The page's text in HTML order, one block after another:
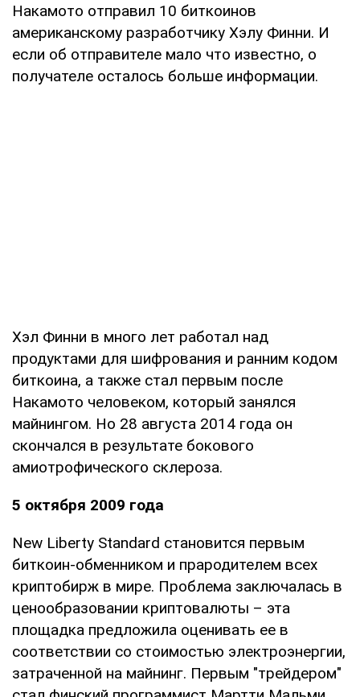
Накамото отправил 10 биткоинов
американскому разработчику Хэлу Финни. И
если об отправителе мало что известно, о
получателе осталось больше информации.
Хэл Финни в много лет работал над
продуктами для шифрования и ранним кодом
биткоина, а также стал первым после
Накамото человеком, который занялся
майнингом. Но 28 августа 2014 года он
скончался в результате бокового
амиотрофического склероза.
5 октября 2009 года
New Liberty Standard становится первым
биткоин-обменником и прародителем всех
криптобирж в мире. Проблема заключалась в
ценообразовании криптовалюты – эта
площадка предложила оценивать ее в
соответствии со стоимостью электроэнергии,
затраченной на майнинг. Первым "трейдером"